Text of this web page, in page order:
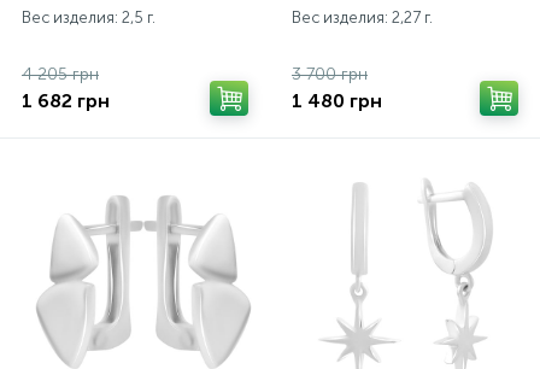
Вес изделия: 2,5 г.
4 205 грн
1 682 грн
Вес изделия: 2,27 г.
3 700 грн
1 480 грн